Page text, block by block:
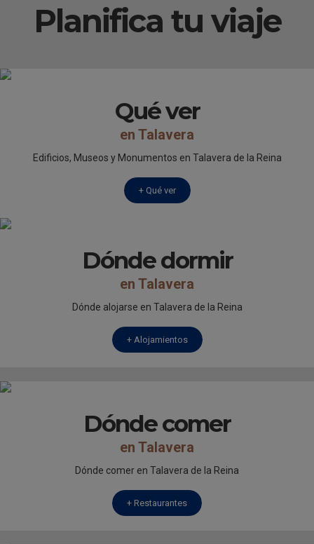
Planifica tu viaje
Qué ver
en Talavera
Edificios, Museos y Monumentos en Talavera de la Reina
+ Qué ver
Dónde dormir
en Talavera
Dónde alojarse en Talavera de la Reina
+ Alojamientos
Dónde comer
en Talavera
Dónde comer en Talavera de la Reina
+ Restaurantes